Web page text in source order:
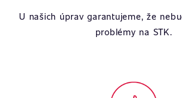
U našich úprav garantujeme, že
problémy na STK.